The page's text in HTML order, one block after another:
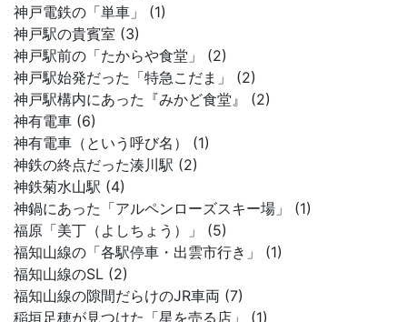
神戸電鉄の「単車」 (1)
神戸駅の貴賓室 (3)
神戸駅前の「たからや食堂」 (2)
神戸駅始発だった「特急こだま」 (2)
神戸駅構内にあった『みかど食堂』 (2)
神有電車 (6)
神有電車（という呼び名） (1)
神鉄の終点だった湊川駅 (2)
神鉄菊水山駅 (4)
神鍋にあった「アルペンローズスキー場」 (1)
福原「美丁（よしちょう）」 (5)
福知山線の「各駅停車・出雲市行き」 (1)
福知山線のSL (2)
福知山線の隙間だらけのJR車両 (7)
稲垣足穂が見つけた「星を売る店」 (1)